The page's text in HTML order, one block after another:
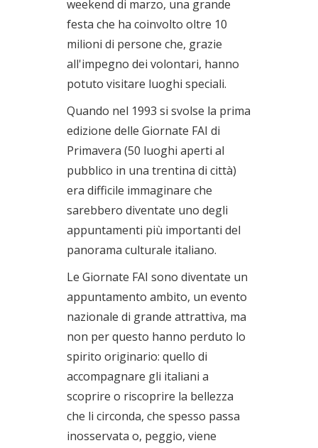
weekend di marzo, una grande
festa che ha coinvolto oltre 10
milioni di persone che, grazie
all'impegno dei volontari, hanno
potuto visitare luoghi speciali.
Quando nel 1993 si svolse la prima
edizione delle Giornate FAI di
Primavera (50 luoghi aperti al
pubblico in una trentina di città)
era difficile immaginare che
sarebbero diventate uno degli
appuntamenti più importanti del
panorama culturale italiano.
Le Giornate FAI sono diventate un
appuntamento ambito, un evento
nazionale di grande attrattiva, ma
non per questo hanno perduto lo
spirito originario: quello di
accompagnare gli italiani a
scoprire o riscoprire la bellezza
che li circonda, che spesso passa
inosservata o, peggio, viene